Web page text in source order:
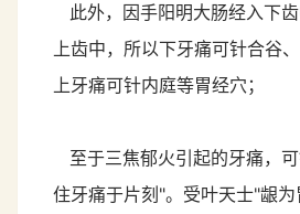
此外，因手阳明大肠经入下
上齿中，所以下牙痛可针合谷
上牙痛可针内庭等胃经穴；
至于三焦郁火引起的牙痛，可
住牙痛于片刻"。受叶天士"龈